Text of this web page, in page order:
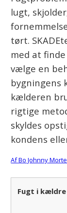
lugt,
tørt.
med at
vælge en
bygningens
kælderen
rigtige
skyldes
kondens
Af Bo Johnny
Fugt i kældre